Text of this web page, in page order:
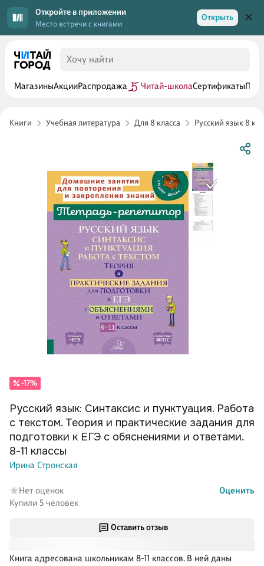
Откройте в приложении
Место встречи с книгами
Открыть
МагазиныАкцииРаспродажа Читай-школаСертификаты
Книги Учебная литература Для 8 класса Русский язык 8
Оставить отзыв
Книга адресована школьникам 8-11 классов. В ней даны
-17%
Русский язык: Синтаксис и пунктуация. Работа
с текстом. Теория и практические задания для
подготовки к ЕГЭ с обяснениями и ответами.
8-11 классы
Ирина Стронская
Нет оценок
Оценить
Купили 5 человек